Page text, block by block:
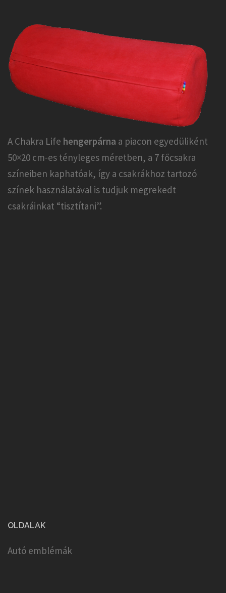
A Chakra Life hengerpárna a piacon egyedüliként
50×20 cm-es tényleges méretben, a 7 főcsakra
színeiben kaphatóak, így a csakrákhoz tartozó
színek használatával is tudjuk megrekedt
csakráinkat “tisztítani”.
OLDALAK
Autó emblémák